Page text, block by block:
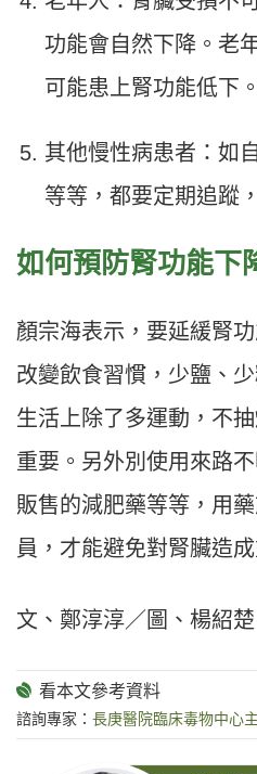
功能會自然下降。老
可能患上腎功能低下。
其他慢性病患者：如
等等，都要定期追蹤
如何預防腎功能下
顏宗海表示，要延緩腎
改變飲食習慣，少鹽、
生活上除了多運動，不
重要。另外別使用來路
販售的減肥藥等等，用
員，才能避免對腎臟造成
文、鄭淳淳／圖、楊紹楚
諮詢專家： 長庚醫院臨床毒物中心